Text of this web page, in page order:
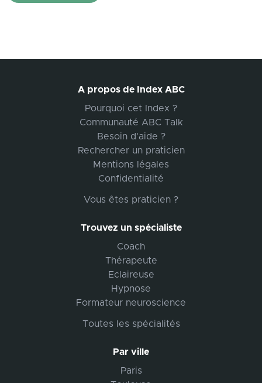
A propos de Index ABC
Pourquoi cet Index ?
Communauté ABC Talk
Besoin d'aide ?
Rechercher un praticien
Mentions légales
Confidentialité
Vous êtes praticien ?
Trouvez un spécialiste
Coach
Thérapeute
Eclaireuse
Hypnose
Formateur neuroscience
Toutes les spécialités
Par ville
Paris